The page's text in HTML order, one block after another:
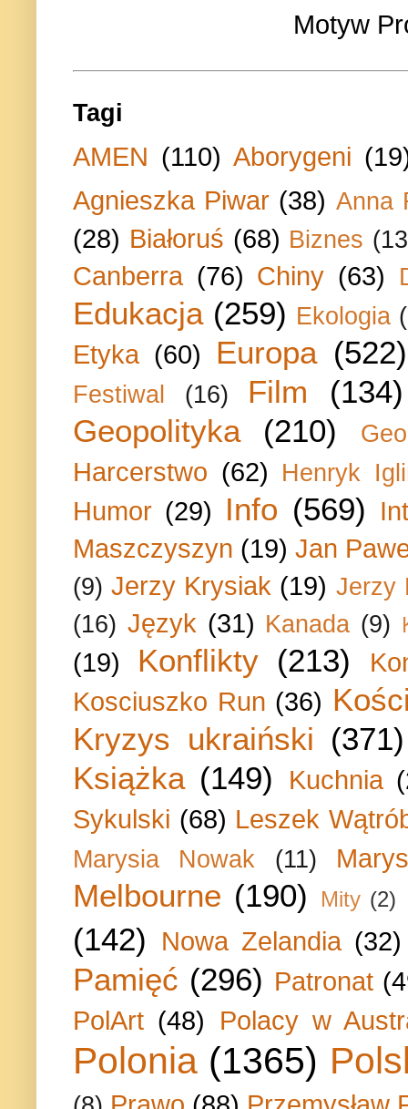
Motyw
Tagi
AMEN (110) Aborygeni
Agnieszka Piwar (38) Anna
(28) Białoruś (68) Biznes
Canberra (76) Chiny (63)
Edukacja (259) Ekologia
Etyka (60) Europa (522)
Festiwal (16) Film
(134)
Geopolityka
(210)
Harcerstwo (62) Henryk
Humor (29) Info (569)
Maszczyszyn (19) Jan
(9) Jerzy Krysiak (19) Jerzy
(16) Język (31) Kanada (9)
(19) Konflikty (213)
Kosciuszko Run (36)
Kryzys ukraiński (371)
Książka (149) Kuchnia
Sykulski (68) Leszek
Marysia Nowak (11)
Melbourne (190) Mity (2)
(142) Nowa Zelandia (32)
Pamięć (296) Patronat
PolArt (48) Polacy w
Polonia (1365)